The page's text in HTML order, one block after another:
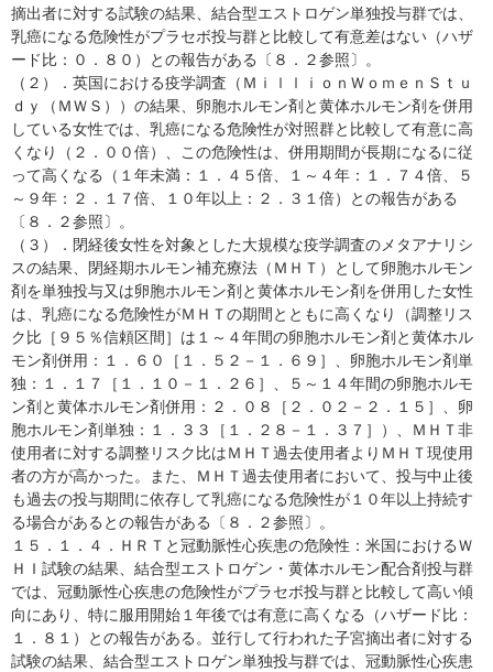
摘出者に対する試験の結果、結合型エストロゲン単独投与群では、
乳癌になる危険性がプラセボ投与群と比較して有意差はない（ハザ
ード比：０．８０）との報告がある〔８．２参照〕。
（２）．英国における疫学調査（ＭｉｌｌｉｏｎＷｏｍｅｎＳｔｕ
ｄｙ（ＭＷＳ））の結果、卵胞ホルモン剤と黄体ホルモン剤を併用
している女性では、乳癌になる危険性が対照群と比較して有意に高
くなり（２．００倍）、この危険性は、併用期間が長期になるに従
って高くなる（１年未満：１．４５倍、１～４年：１．７４倍、５
～９年：２．１７倍、１０年以上：２．３１倍）との報告がある
〔８．２参照〕。
（３）．閉経後女性を対象とした大規模な疫学調査のメタアナリシ
スの結果、閉経期ホルモン補充療法（ＭＨＴ）として卵胞ホルモン
剤を単独投与又は卵胞ホルモン剤と黄体ホルモン剤を併用した女性
は、乳癌になる危険性がＭＨＴの期間とともに高くなり（調整リス
ク比［９５％信頼区間］は１～４年間の卵胞ホルモン剤と黄体ホル
モン剤併用：１．６０［１．５２－１．６９］、卵胞ホルモン剤単
独：１．１７［１．１０－１．２６］、５～１４年間の卵胞ホルモ
ン剤と黄体ホルモン剤併用：２．０８［２．０２－２．１５］、卵
胞ホルモン剤単独：１．３３［１．２８－１．３７］）、ＭＨＴ非
使用者に対する調整リスク比はＭＨＴ過去使用者よりＭＨＴ現使用
者の方が高かった。また、ＭＨＴ過去使用者において、投与中止後
も過去の投与期間に依存して乳癌になる危険性が１０年以上持続す
る場合があるとの報告がある〔８．２参照〕。
１５．１．４．ＨＲＴと冠動脈性心疾患の危険性：米国におけるＷ
ＨＩ試験の結果、結合型エストロゲン・黄体ホルモン配合剤投与群
では、冠動脈性心疾患の危険性がプラセボ投与群と比較して高い傾
向にあり、特に服用開始１年後では有意に高くなる（ハザード比：
１．８１）との報告がある。並行して行われた子宮摘出者に対する
試験の結果、結合型エストロゲン単独投与群では、冠動脈性心疾患